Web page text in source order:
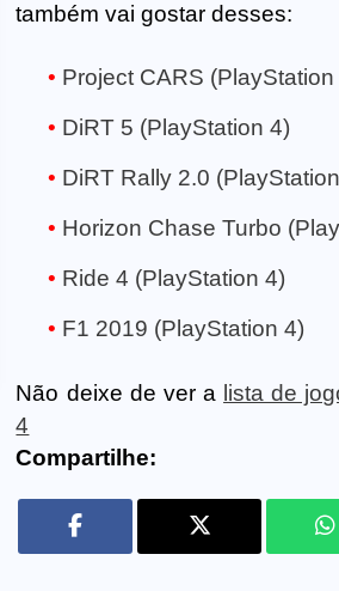
também vai gostar desses:
Project CARS (PlayStation
DiRT 5 (PlayStation 4)
DiRT Rally 2.0
Horizon Chase Turbo
Ride 4 (PlayStation 4)
F1 2019 (PlayStation 4)
Não deixe de ver a lista de
4
Compartilhe: